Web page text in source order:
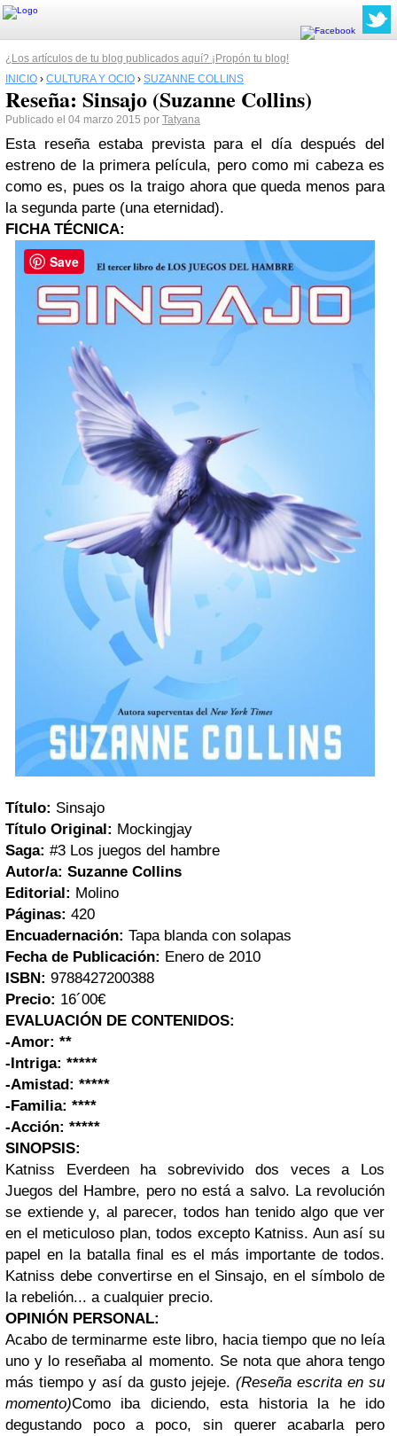
¿Los artículos de tu blog publicados aquí? ¡Propón tu blog!
INICIO › CULTURA Y OCIO › SUZANNE COLLINS
Reseña: Sinsajo (Suzanne Collins)
Publicado el 04 marzo 2015 por Tatyana
Esta reseña estaba prevista para el día después del
estreno de la primera película, pero como mi cabeza es
como es, pues os la traigo ahora que queda menos para
la segunda parte (una eternidad).
FICHA TÉCNICA:
Título: Sinsajo
Título Original: Mockingjay
Saga: #3 Los juegos del hambre
Autor/a: Suzanne Collins
Editorial: Molino
Páginas: 420
Encuadernación: Tapa blanda con solapas
Fecha de Publicación: Enero de 2010
ISBN: 9788427200388
Precio: 16´00€
EVALUACIÓN DE CONTENIDOS:
-Amor: **
-Intriga: *****
-Amistad: *****
-Familia: ****
-Acción: *****
SINOPSIS:
Katniss Everdeen ha sobrevivido dos veces a Los
Juegos del Hambre, pero no está a salvo. La revolución
se extiende y, al parecer, todos han tenido algo que ver
en el meticuloso plan, todos excepto Katniss. Aun así su
papel en la batalla final es el más importante de todos.
Katniss debe convertirse en el Sinsajo, en el símbolo de
la rebelión... a cualquier precio.
OPINIÓN PERSONAL:
Acabo de terminarme este libro, hacia tiempo que no leía
uno y lo reseñaba al momento. Se nota que ahora tengo
más tiempo y así da gusto jejeje. (Reseña escrita en su
momento)Como iba diciendo, esta historia la he ido
degustando poco a poco, sin querer acabarla pero
Save